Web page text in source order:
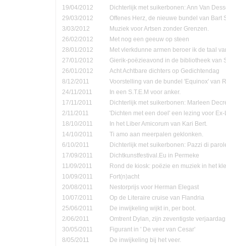
19/04/2012
Dichterlijk met suikerbonen: Ann Van
29/03/2012
Offenes Herz, de nieuwe bundel van Bart
3/03/2012
Muziek voor Artsen zonder Grenzen.
26/02/2012
Met nog een geeuw op steen
28/01/2012
Met vlerkdunne armen beroer ik de taal
27/01/2012
Gierik-poëzieavond in de bibliotheek van
26/01/2012
Acht Achtbare dichters op Gedichtendag
8/12/2011
Voorstelling van de bundel 'Equinox' van
24/11/2011
In een S.T.E.M voor anker.
17/11/2011
Dichterlijk met suikerbonen: Marleen
2/11/2011
'Dichten met een doel' een lezing voor
18/10/2011
In het Liber Amicorum van Kari Bert.
14/10/2011
Ti amo aan meerpalen geklonken.
6/10/2011
Dichterlijk met suikerbonen: Pazzi di
17/09/2011
Dichtkunstfestival.Eu in Permeke
11/09/2011
Rond de kiosk: poëzie en muziek in het
10/09/2011
Fort(n)acht
20/08/2011
Nestorprijs voor Herman Elegast
10/07/2011
Op de Literaire cruise van Flandria
25/06/2011
De inwijkeling wijkt in, per boot.
2/06/2011
Omtrent Dylan, zijn zeventigste verjaardag
30/05/2011
Figurant in ' De veer van Cesar'
8/05/2011
De inwijkeling bij het veer.